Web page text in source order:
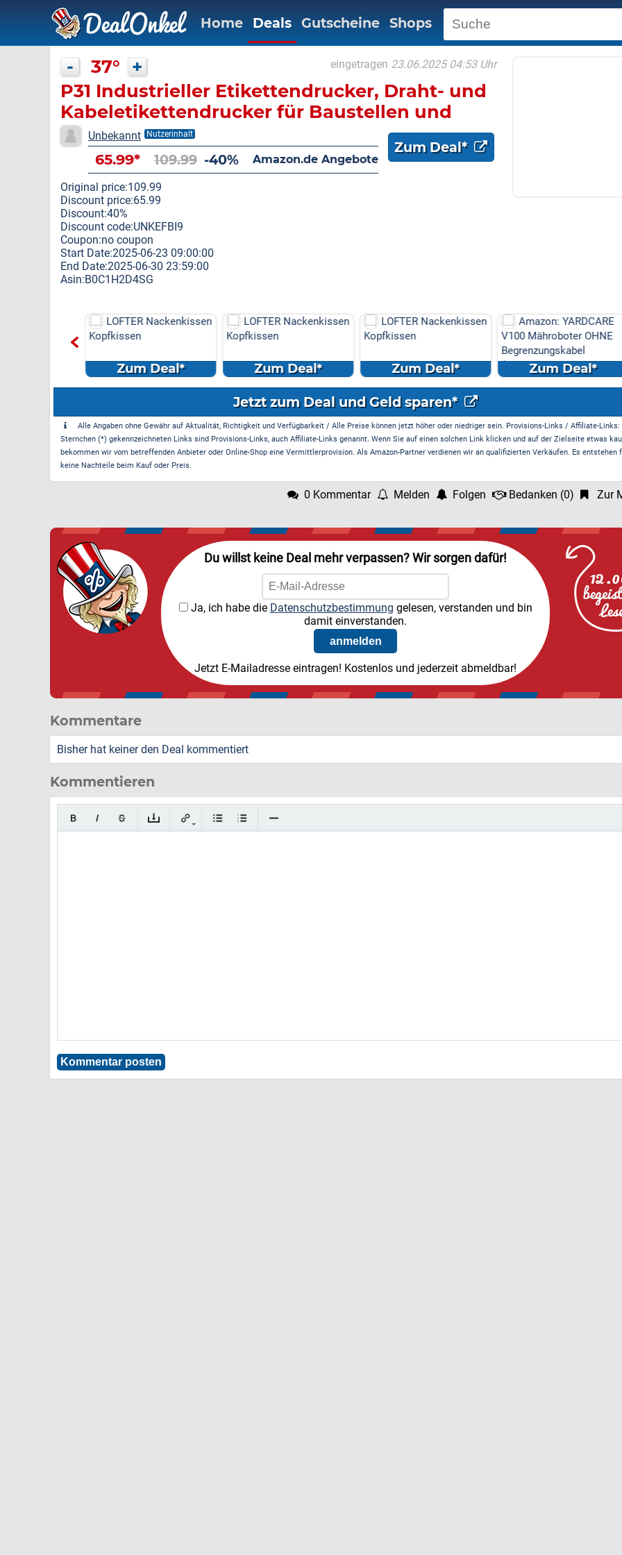
Home Deals Gutscheine Shops
- 37° + eingetragen 23.06.2025 04:53 Uhr
P31 Industrieller Etikettendrucker, Draht- und
Kabeletikettendrucker für Baustellen und
Hochleistungsetiketten
Unbekannt Nutzerinhalt
Zum Deal*
65.99* 109.99 -40% Amazon.de Angebote
Original price:109.99
Discount price:65.99
Discount:40%
Discount code:UNKEFBI9
Coupon:no coupon
Start Date:2025-06-23 09:00:00
End Date:2025-06-30 23:59:00
Asin:B0C1H2D4SG
LOFTER Nackenkissen
Kopfkissen
Zum Deal*
LOFTER Nackenkissen
Kopfkissen
Zum Deal*
Amazon: YARDCARE
V100 Mähroboter OHNE
(Kamera/Visi...
Zum Deal*
Laifen P3 (Nebelblau)
Elektrorasierer Bundle: 100
Min. Akku, USB-C ...
Zum Deal*
Jetzt zum Deal und Geld sparen*
Alle Angaben ohne Gewähr auf Aktualität, Richtigkeit und Verfügbarkeit / Alle Preise können jetzt höher oder niedriger sein. Provisions-Links / Affiliate-
Sternchen (*) gekennzeichneten Links sind Provisions-Links, auch Affiliate-Links genannt. Wenn Sie auf einen solchen Link klicken und auf der Zielseite etwas
bekommen wir vom betreffenden Anbieter oder Online-Shop eine Vermittlerprovision. Als Amazon-Partner verdienen wir an qualifizierten Verkäufen. Es entstehen
keine Nachteile beim Kauf oder Preis.
0 Kommentar Melden Folgen Bedanken (0) Zur
Du willst keine Deal mehr verpassen? Wir sorgen dafür!
Ja, ich habe die Datenschutzbestimmung gelesen, verstanden und bin
damit einverstanden.
Jetzt E-Mailadresse eintragen! Kostenlos und jederzeit abmeldbar!
Kommentare
Bisher hat keiner den Deal kommentiert
Kommentieren